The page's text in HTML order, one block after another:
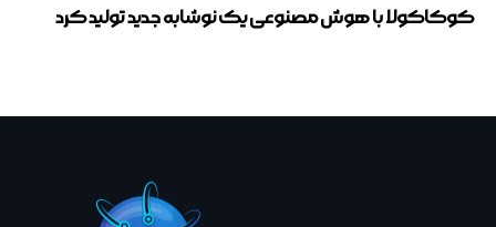
کوکاکولا با هوش مصنوعی یک نوشابه جدید تولید کرد